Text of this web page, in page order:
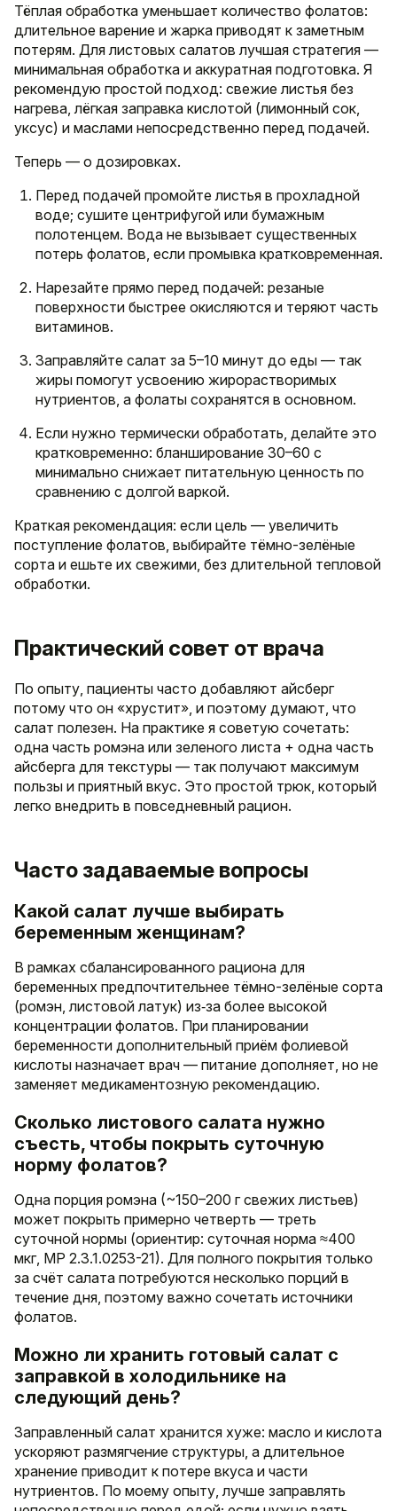
Тёплая обработка уменьшает количество фолатов:
длительное варение и жарка приводят к заметным
потерям. Для листовых салатов лучшая стратегия —
минимальная обработка и аккуратная подготовка. Я
рекомендую простой подход: свежие листья без
нагрева, лёгкая заправка кислотой (лимонный сок,
уксус) и маслами непосредственно перед подачей.
Теперь — о дозировках.
Перед подачей промойте листья в прохладной
воде; сушите центрифугой или бумажным
полотенцем. Вода не вызывает существенных
потерь фолатов, если промывка кратковременная.
Нарезайте прямо перед подачей: резаные
поверхности быстрее окисляются и теряют часть
витаминов.
Заправляйте салат за 5–10 минут до еды — так
жиры помогут усвоению жирорастворимых
нутриентов, а фолаты сохранятся в основном.
Если нужно термически обработать, делайте это
кратковременно: бланширование 30–60 с
минимально снижает питательную ценность по
сравнению с долгой варкой.
Краткая рекомендация: если цель — увеличить
поступление фолатов, выбирайте тёмно-зелёные
сорта и ешьте их свежими, без длительной тепловой
обработки.
Практический совет от врача
По опыту, пациенты часто добавляют айсберг
потому что он «хрустит», и поэтому думают, что
салат полезен. На практике я советую сочетать:
одна часть ромэна или зеленого листа + одна часть
айсберга для текстуры — так получают максимум
пользы и приятный вкус. Это простой трюк, который
легко внедрить в повседневный рацион.
Часто задаваемые вопросы
Какой салат лучше выбирать
беременным женщинам?
В рамках сбалансированного рациона для
беременных предпочтительнее тёмно-зелёные сорта
(ромэн, листовой латук) из‑за более высокой
концентрации фолатов. При планировании
беременности дополнительный приём фолиевой
кислоты назначает врач — питание дополняет, но не
заменяет медикаментозную рекомендацию.
Сколько листового салата нужно
съесть, чтобы покрыть суточную
норму фолатов?
Одна порция ромэна (~150–200 г свежих листьев)
может покрыть примерно четверть — треть
суточной нормы (ориентир: суточная норма ≈400
мкг, МР 2.3.1.0253-21). Для полного покрытия только
за счёт салата потребуются несколько порций в
течение дня, поэтому важно сочетать источники
фолатов.
Можно ли хранить готовый салат с
заправкой в холодильнике на
следующий день?
Заправленный салат хранится хуже: масло и кислота
ускоряют размягчение структуры, а длительное
хранение приводит к потере вкуса и части
нутриентов. По моему опыту, лучше заправлять